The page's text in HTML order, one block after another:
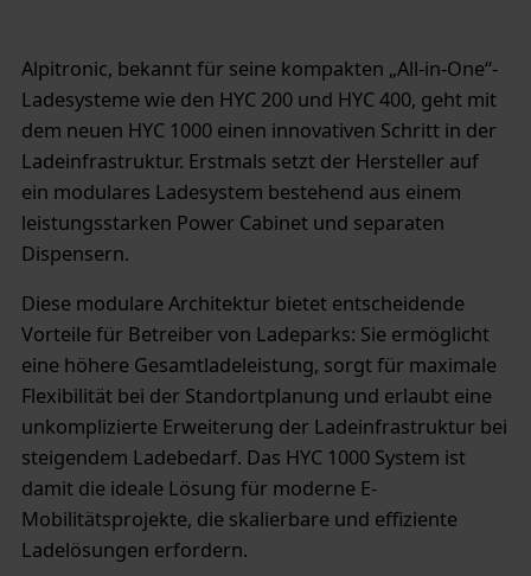
Alpitronic, bekannt für seine kompakten „All-in-One“-
Ladesysteme wie den HYC 200 und HYC 400, geht mit
dem neuen HYC 1000 einen innovativen Schritt in der
Ladeinfrastruktur. Erstmals setzt der Hersteller auf
ein modulares Ladesystem bestehend aus einem
leistungsstarken Power Cabinet und separaten
Dispensern.
Diese modulare Architektur bietet entscheidende
Vorteile für Betreiber von Ladeparks: Sie ermöglicht
eine höhere Gesamtladeleistung, sorgt für maximale
Flexibilität bei der Standortplanung und erlaubt eine
unkomplizierte Erweiterung der Ladeinfrastruktur bei
steigendem Ladebedarf. Das HYC 1000 System ist
damit die ideale Lösung für moderne E-
Mobilitätsprojekte, die skalierbare und effiziente
Ladelösungen erfordern.